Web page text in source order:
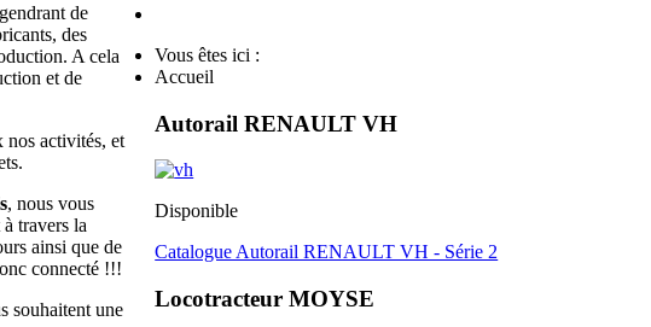
de
des
A cela
et de
nos activités, et
, nous vous
travers la
ainsi que de
connecté !!!
souhaitent une
Vous êtes ici :
Accueil
Autorail RENAULT VH
Disponible
Catalogue Autorail RENAULT VH - Série 2
Locotracteur MOYSE